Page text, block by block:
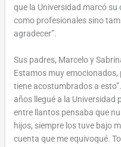
que la Universidad marcó
como profesionales sino
agradecer”.
Sus padres, Marcelo y
Estamos muy
tiene acostumbrados a
años llegué a la Universidad
entre llantos pensaba que
hijos, siempre los tuve bajo
cuenta que me equivoqué.